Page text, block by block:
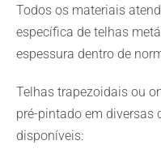
Todos os materiais
específica de telhas
espessura dentro de
Telhas trapezoidais ou
pré-pintado em diversas
disponíveis: